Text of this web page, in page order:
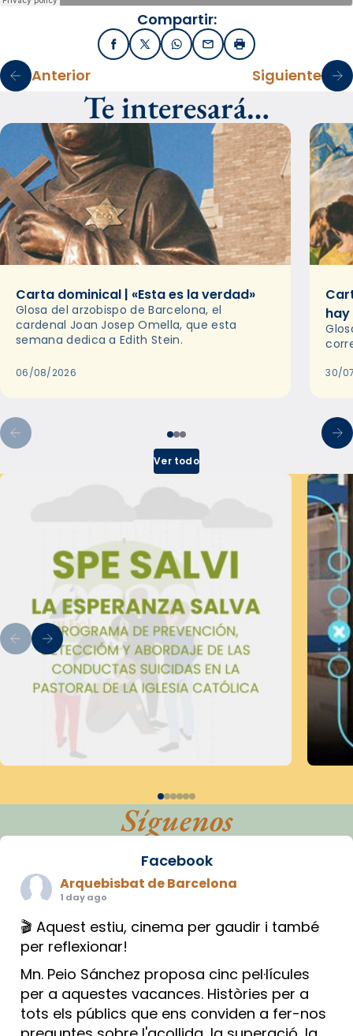
Compartir:
FacebookX / TwitterWhatsApp
EmailImprimir
Anterior Siguiente
Te interesará…
Carta dominical | «Esta es la verdad»
Glosa del arzobispo de Barcelona, el
cardenal Joan Josep Omella, que esta
semana dedica a Edith Stein.
06/08/2026 30/
Ver todo
Síguenos
Facebook
Arquebisbat de Barcelona
1 day ago
🎬 Aquest estiu, cinema per gaudir i també
per reflexionar!
Mn. Peio Sánchez proposa cinc pel·lícules
per a aquestes vacances. Històries per a
tots els públics que ens conviden a fer-nos